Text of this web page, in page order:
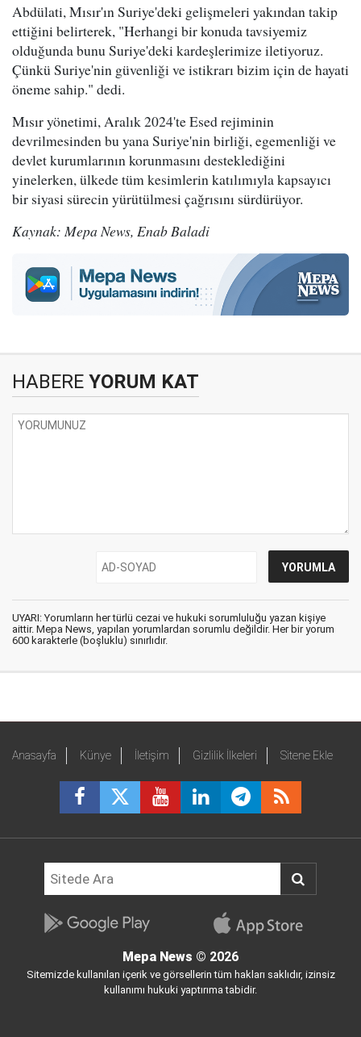
Abdülati, Mısır'ın Suriye'deki gelişmeleri yakından takip
ettiğini belirterek, "Herhangi bir konuda tavsiyemiz
olduğunda bunu Suriye'deki kardeşlerimize iletiyoruz.
Çünkü Suriye'nin güvenliği ve istikrarı bizim için de hayati
öneme sahip." dedi.
Mısır yönetimi, Aralık 2024'te Esed rejiminin
devrilmesinden bu yana Suriye'nin birliği, egemenliği ve
devlet kurumlarının korunmasını desteklediğini
yinelerken, ülkede tüm kesimlerin katılımıyla kapsayıcı
bir siyasi sürecin yürütülmesi çağrısını sürdürüyor.
Kaynak: Mepa News, Enab Baladi
HABERE YORUM KAT
UYARI: Yorumların her türlü cezai ve hukuki sorumluluğu yazan kişiye
aittir. Mepa News, yapılan yorumlardan sorumlu değildir. Her bir yorum
600 karakterle (boşluklu) sınırlıdır.
Anasayfa Künye İletişim Gizlilik İlkeleri Sitene Ekle
Mepa News © 2026
Sitemizde kullanılan içerik ve görsellerin tüm hakları saklıdır, izinsiz
kullanımı hukuki yaptırıma tabidir.